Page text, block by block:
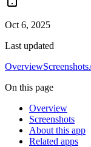
Oct 6, 2025
Last updated
OverviewScreenshots
On this page
Overview
Screenshots
About this app
Related apps